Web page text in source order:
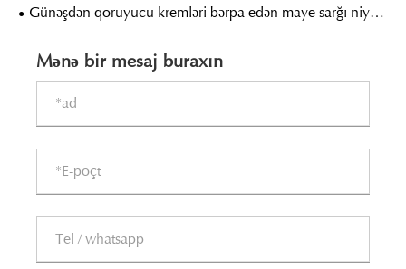
qulluq rutininizə daxil etməlisiniz?
Günəşdən qoruyucu kremləri bərpa edən maye sarğı niyə
Mənə bir mesaj buraxın